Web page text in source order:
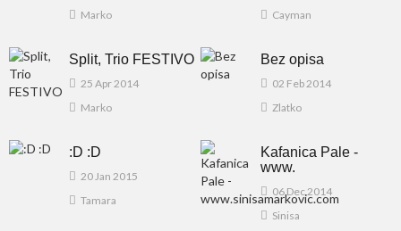
Marko
Cayman
Split, Trio FESTIVO
25 Apr 2014
Marko
Bez opisa
02 Feb 2014
Zlatko
:D :D
20 Jan 2015
Tamara
Kafanica Pale -
www.
06 Dec 2014
Sinisa